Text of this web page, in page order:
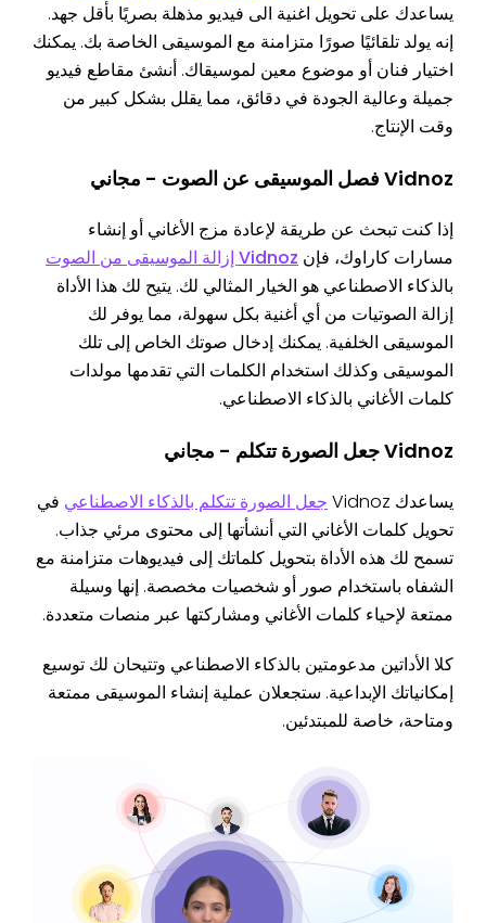
يساعدك على تحويل اغنية الى فيديو مذهلة بصريًا بأقل جهد.
إنه يولد تلقائيًا صورًا متزامنة مع الموسيقى الخاصة بك. يمكنك
اختيار فنان أو موضوع معين لموسيقاك. أنشئ مقاطع فيديو
جميلة وعالية الجودة في دقائق، مما يقلل بشكل كبير من
وقت الإنتاج.
Vidnoz فصل الموسيقى عن الصوت - مجاني
إذا كنت تبحث عن طريقة لإعادة مزج الأغاني أو إنشاء
مسارات كاراوك، فإن Vidnoz إزالة الموسيقى من الصوت
بالذكاء الاصطناعي هو الخيار المثالي لك. يتيح لك هذا الأداة
إزالة الصوتيات من أي أغنية بكل سهولة، مما يوفر لك
الموسيقى الخلفية. يمكنك إدخال صوتك الخاص إلى تلك
الموسيقى وكذلك استخدام الكلمات التي تقدمها مولدات
كلمات الأغاني بالذكاء الاصطناعي.
Vidnoz جعل الصورة تتكلم - مجاني
يساعدك Vidnoz جعل الصورة تتكلم بالذكاء الاصطناعي في
تحويل كلمات الأغاني التي أنشأتها إلى محتوى مرئي جذاب.
تسمح لك هذه الأداة بتحويل كلماتك إلى فيديوهات متزامنة مع
الشفاه باستخدام صور أو شخصيات مخصصة. إنها وسيلة
ممتعة لإحياء كلمات الأغاني ومشاركتها عبر منصات متعددة.
كلا الأداتين مدعومتين بالذكاء الاصطناعي وتتيحان لك توسيع
إمكانياتك الإبداعية. ستجعلان عملية إنشاء الموسيقى ممتعة
ومتاحة، خاصة للمبتدئين.